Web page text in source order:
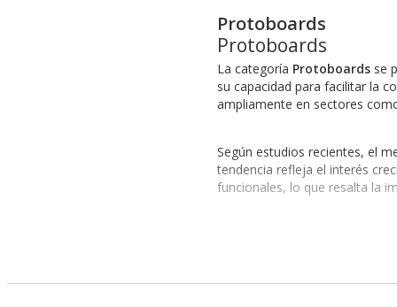
Protoboards
Protoboards
La categoría Protoboardsse
su capacidad para facilitar la
ampliamente en sectores
Según estudios recientes, el
tendencia refleja el interés
funcionales, lo que resalta la